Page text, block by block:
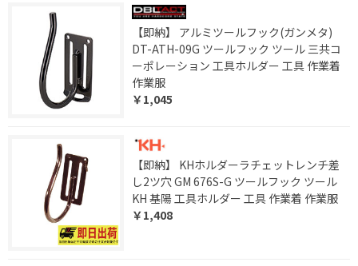
【即納】 アルミツールフック(ガンメタ)
DT-ATH-09G ツールフック ツール 三共コ
ーポレーション 工具ホルダー 工具 作業着
作業服
￥1,045
【即納】 KHホルダーラチェットレンチ差
し2ツ穴 GM 676S-G ツールフック ツール
KH 基陽 工具ホルダー 工具 作業着 作業服
￥1,408